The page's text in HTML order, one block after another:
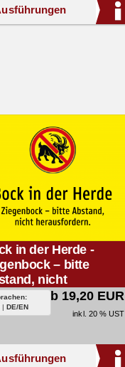
in der Herde -
– bitte
nicht
| DE/EN
ab 19,20 EUR
inkl. 20 % UST